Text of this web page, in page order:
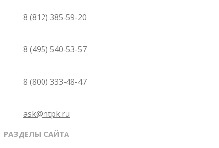
8 (812) 385-59-20
8 (495) 540-53-57
8 (800) 333-48-47
ask@ntpk.ru
РАЗДЕЛЫ САЙТА